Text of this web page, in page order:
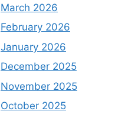
March 2026
February 2026
January 2026
December 2025
November 2025
October 2025